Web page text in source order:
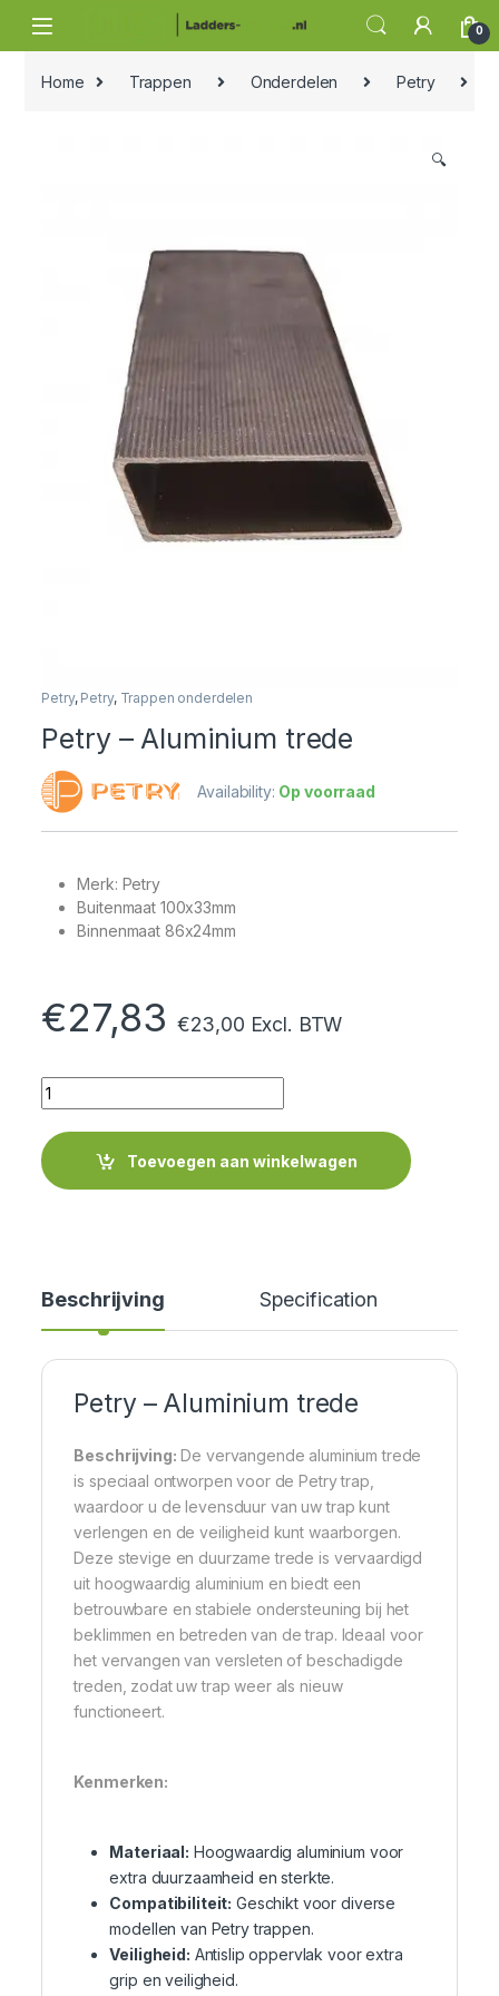
0
Home Trappen Onderdelen Petry
🔍
Petry, Petry, Trappen onderdelen
Petry – Aluminium trede
Availability: Op voorraad
Merk: Petry
Buitenmaat 100x33mm
Binnenmaat 86x24mm
€27,83 €23,00 Excl. BTW
Quantity
Toevoegen aan winkelwagen
Beschrijving Specification
Petry – Aluminium trede
Beschrijving: De vervangende aluminium trede
is speciaal ontworpen voor de Petry trap,
waardoor u de levensduur van uw trap kunt
verlengen en de veiligheid kunt waarborgen.
Deze stevige en duurzame trede is vervaardigd
uit hoogwaardig aluminium en biedt een
betrouwbare en stabiele ondersteuning bij het
beklimmen en betreden van de trap. Ideaal voor
het vervangen van versleten of beschadigde
treden, zodat uw trap weer als nieuw
functioneert.
Kenmerken:
Materiaal: Hoogwaardig aluminium voor
extra duurzaamheid en sterkte.
Compatibiliteit: Geschikt voor diverse
modellen van Petry trappen.
Veiligheid: Antislip oppervlak voor extra
grip en veiligheid.